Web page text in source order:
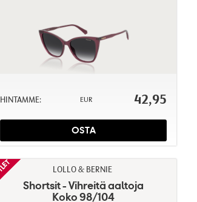
HINTAMME: EUR 42,95
OSTA
LOLLO & BERNIE
Shortsit - Vihreitä aaltoja
Koko 98/104